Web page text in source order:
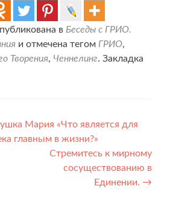
в Беседы с ГРИО.
и отмечена тегом ГРИО,
Творения, Ченнелинг. Закладка
Мария «Что является для
главным в жизни?»
Стремитесь к мирному
сосуществованию в
Единении. →